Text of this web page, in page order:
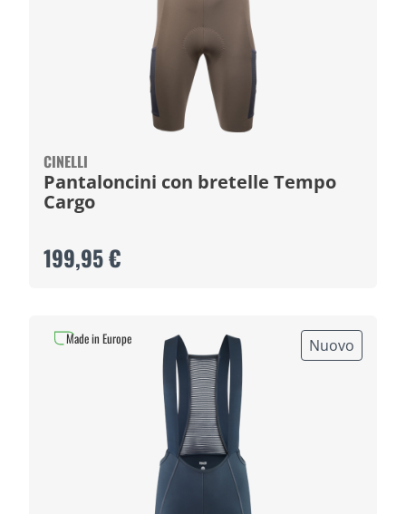
CINELLI
Pantaloncini con bretelle Tempo
Cargo
199,95 €
Nuovo
Made in Europe